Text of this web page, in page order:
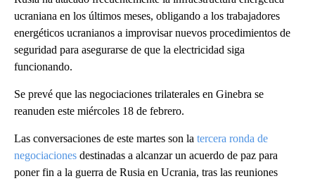
ucraniana en los últimos meses, obligando a los trabajadores
energéticos ucranianos a improvisar nuevos procedimientos de
seguridad para asegurarse de que la electricidad siga
funcionando.
Se prevé que las negociaciones trilaterales en Ginebra se
reanuden este miércoles 18 de febrero.
Las conversaciones de este martes son la tercera ronda de
negociaciones destinadas a alcanzar un acuerdo de paz para
poner fin a la guerra de Rusia en Ucrania, tras las reuniones